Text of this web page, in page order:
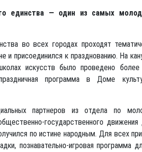
единства — один из самых
во всех городах проходят
и присоединился к празднованию. На
искусств было проведено
программа в Доме
партнеров из отдела по
государственного
по истине народным. Для всех
познавательно-игровая программа